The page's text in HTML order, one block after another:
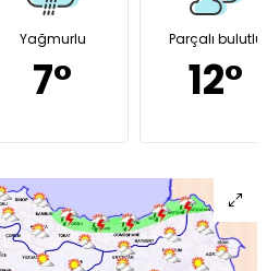
Yağmurlu
7°
Parçalı bulutlu
12°